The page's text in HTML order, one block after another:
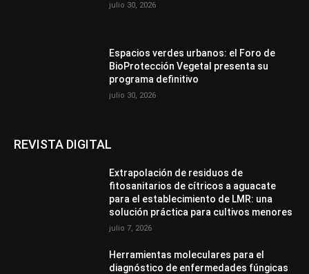
julio 30, 2026
Espacios verdes urbanos: el Foro de
BioProtección Vegetal presenta su
programa definitivo
julio 30, 2026
REVISTA DIGITAL
Extrapolación de residuos de
fitosanitarios de cítricos a aguacate
para el establecimiento de LMR: una
solución práctica para cultivos menores
julio 7, 2026
Herramientas moleculares para el
diagnóstico de enfermedades fúngicas